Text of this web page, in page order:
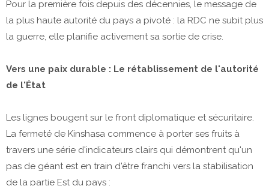
Pour la première fois depuis des décennies, le message de
la plus haute autorité du pays a pivoté : la RDC ne subit plus
la guerre, elle planifie activement sa sortie de crise.
​Vers une paix durable : Le rétablissement de l'autorité
de l'État
​Les lignes bougent sur le front diplomatique et sécuritaire.
La fermeté de Kinshasa commence à porter ses fruits à
travers une série d'indicateurs clairs qui démontrent qu'un
pas de géant est en train d'être franchi vers la stabilisation
de la partie Est du pays :